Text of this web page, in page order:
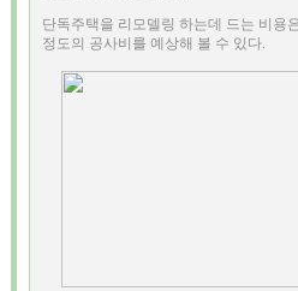
단독주택을 리모델링 하는데 드는 비용
정도의 공사비를 예상해 볼 수 있다.